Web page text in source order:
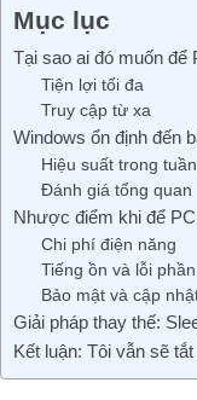
Mục lục
Tại sao ai đó muốn để
Tiện lợi tối đa
Truy cập từ xa
Windows ổn định đến
Hiệu suất trong
Đánh giá tổng quan
Nhược điểm khi để
Chi phí điện năng
Tiếng ồn và lỗi
Bảo mật và cập
Giải pháp thay thế:
Kết luận: Tôi vẫn sẽ